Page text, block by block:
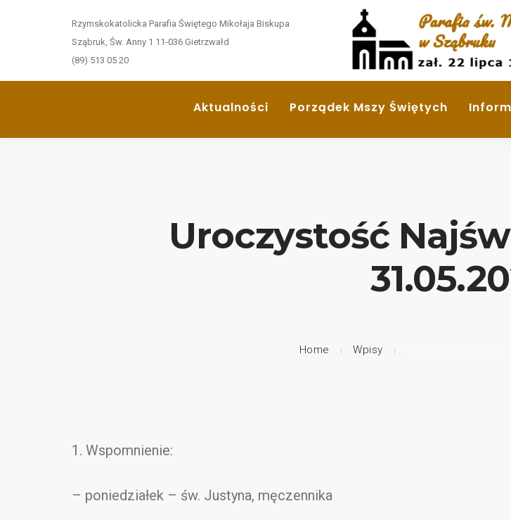
Rzymskokatolicka Parafia Świętego Mikołaja Biskupa
Sząbruk, Św. Anny 1 11-036 Gietrzwałd
(89) 513 05 20
Aktualności Porządek Mszy Świętych
Uroczystość
Home Wpisy
1. Wspomnienie:
– poniedziałek – św. Justyna, męczennika